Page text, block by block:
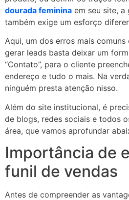
dourada feminina em seu site, a
também exige um esforço
Aqui, um dos erros mais
gerar leads basta deixar um
“Contato”, para o cliente
endereço e tudo o mais. Na
ninguém presta atenção nisso.
Além do site institucional, é
de blogs, redes sociais e todos
área, que vamos aprofundar
Importância de
funil de vendas
Antes de compreender as